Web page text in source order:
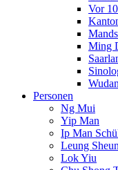
Vor
Ming
Personen
Ng Mui
Yip Man
Ip Man
Leung
Lok Yiu